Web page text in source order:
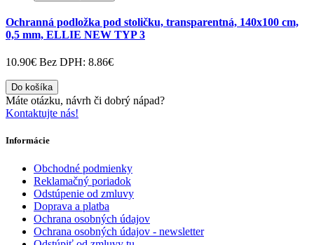
Ochranná podložka pod stoličku, transparentná, 140x100 cm,
0,5 mm, ELLIE NEW TYP 3
10.90€ Bez DPH: 8.86€
Do košíka
Máte otázku, návrh či dobrý nápad?
Kontaktujte nás!
Informácie
Obchodné podmienky
Reklamačný poriadok
Odstúpenie od zmluvy
Doprava a platba
Ochrana osobných údajov
Ochrana osobných údajov - newsletter